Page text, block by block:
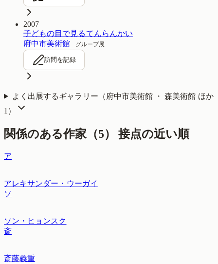
2007
子どもの目で見るてんらんかい
府中市美術館
グループ展
訪問を記録
よく出展するギャラリー（ 府中市美術館 ・ 森美術館 ほか
1 ）
関係のある作家（5） 接点の近い順
ア
アレキサンダー・ウーガイ
ソ
ソン・ヒョンスク
斎
斎藤義重